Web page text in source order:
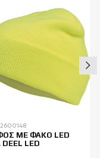
ΜΕ ΦΑΚΟ LED
DEEL LED